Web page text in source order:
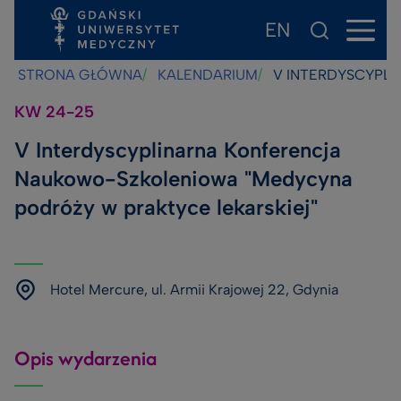
Przejdź
do
treści
Przejdź
do
wyszukiwarki
Przejdź
do
stopki
EN
STRONA GŁÓWNA KALENDARIUM V
KW 24-25
V Interdyscyplinarna Konferencja
Naukowo-Szkoleniowa "Medycyna
podróży w praktyce lekarskiej"
Hotel Mercure, ul. Armii Krajowej 22, Gdynia
Opis wydarzenia